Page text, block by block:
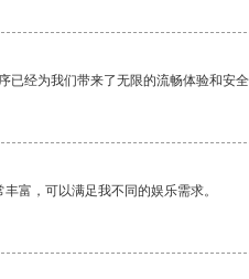
已经为我们带来了无限的流畅体验和安全
富，可以满足我不同的娱乐需求。